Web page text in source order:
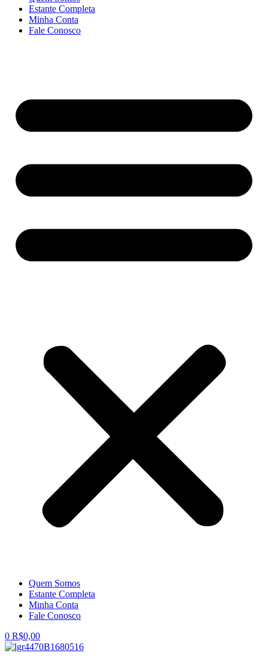
Estante Completa
Minha Conta
Fale Conosco
Quem Somos
Estante Completa
Minha Conta
Fale Conosco
0 R$0,00